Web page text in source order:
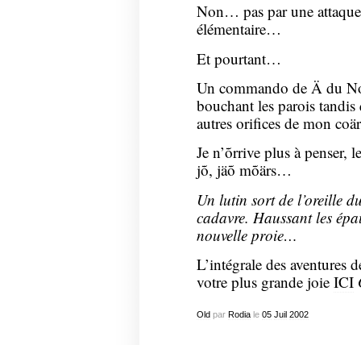
Non… pas par une
élémentaire…
Et pourtant…
Un commando de Ä du
bouchant les parois
autres orifices de mon
Je n’õrrive plus à penser,
jõ, jäõ mõärs…
Un lutin sort de l’oreille
cadavre. Haussant les
nouvelle proie…
L’intégrale des aventures
votre plus grande joie ICI
Oldpar Rodiale 05 Juil 2002